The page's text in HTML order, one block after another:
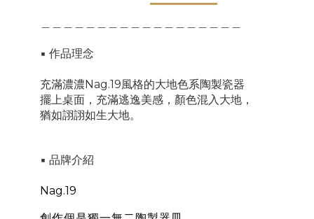
▪ 作品理念
充滿濃濃Nag.19風格的大地色系陶製瓷器
擺上桌面，充滿逃逸美感，顏色混入大地，
猶如詡詡如生大地。
▪ 品牌介紹
Nag.19